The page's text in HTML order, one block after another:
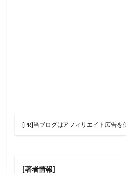
[PR]当ブログはアフィリエイト広告を
[著者情報]